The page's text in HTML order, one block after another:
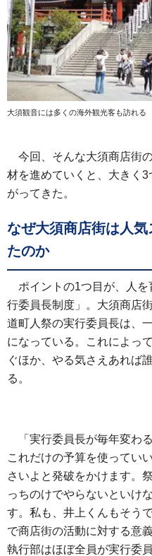
大須観音には多くの海外観光客も訪れる
今回、そんな大須商店街
材を進めていくと、大きく
がってきた。
なぜ大須商店街は人
たのか
ポイントの1つ目が、人
行委員長制度」。大須商店
道町人祭の実行委員長は、
になっている。これによっ
ぐほか、やる気さえあれば
る。
「実行委員長が毎年変わ
これだけの予算を使ってい
さいよと発破をかけます。
っちのけでやらないといけ
す。私も、井上くんもそう
で商店街の活動に対する意
執行部はほぼ全員が実行委